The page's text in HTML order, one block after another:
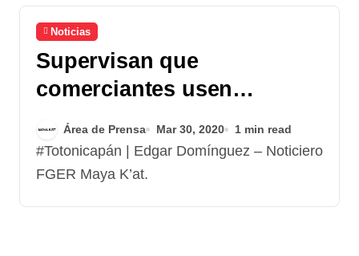
Noticias
Supervisan que
comerciantes usen
mascarillas
Área de Prensa Mar 30, 2020 1 min read
#Totonicapán | Edgar Domínguez – Noticiero
FGER Maya K’at.